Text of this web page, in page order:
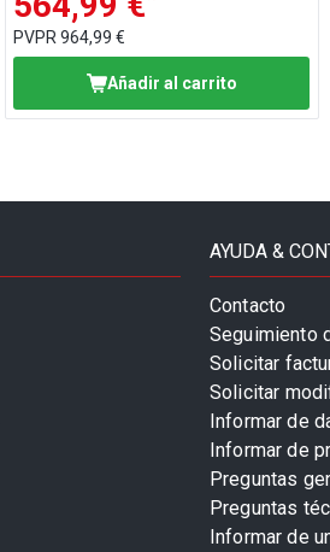
PVPR964,99 €
Añadir al carrito
AYUDA &
Contacto
Seguimiento
Solicitar
Solicitar
Informar de
Informar de
Preguntas
Preguntas
Informar de